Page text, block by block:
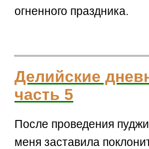
огненного праздника.
Делийские
часть 5
После проведения
меня заставила